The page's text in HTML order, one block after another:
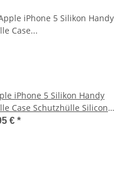
iPhone 5 Silikon Handy
Case Schutzhülle Silicon
€ *